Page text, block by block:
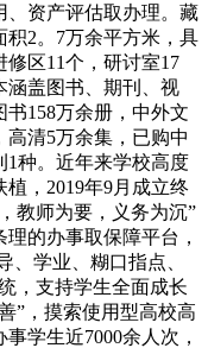
、资产评估取办理。藏
积2。7万余平方米，具
区11个，研讨室17
涵盖图书、期刊、视
158万余册，中外文
高清5万余集，已购中
1种。近年来学校高度
，2019年9月成立终
教师为要，义务为沉”
的办事取保障平台，
、学业、糊口指点、
，支持学生全面成长
”，摸索使用型高校高
学生近7000余人次，